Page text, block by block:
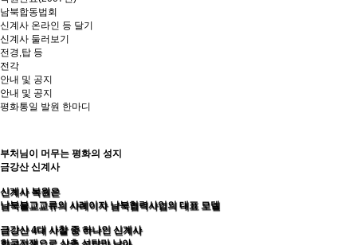
남북합동법회
신계사 온라인 등 달기
신계사 둘러보기
전경,탑 등
전각
안내 및 공지
안내 및 공지
평화통일 발원 한마디
부처님이 머무는 평화의 성지
금강산 신계사
신계사 복원은
남북불교교류의 사례이자 남북협력사업의 대표 모델
금강산 4대 사찰 중 하나인 신계사